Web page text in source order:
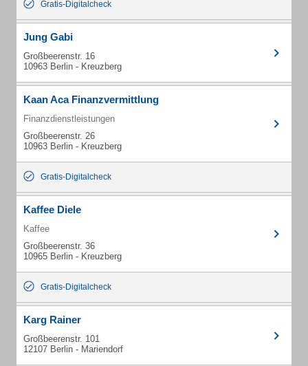
Gratis-Digitalcheck
Jung Gabi
Großbeerenstr. 16
10963 Berlin - Kreuzberg
Kaan Aca Finanzvermittlung
Finanzdienstleistungen
Großbeerenstr. 26
10963 Berlin - Kreuzberg
Gratis-Digitalcheck
Kaffee Diele
Kaffee
Großbeerenstr. 36
10965 Berlin - Kreuzberg
Gratis-Digitalcheck
Karg Rainer
Großbeerenstr. 101
12107 Berlin - Mariendorf